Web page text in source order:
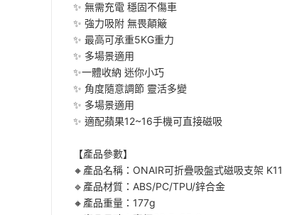
✨ 無需充電 穩固不傷車
✨ 強力吸附 無畏顛簸
✨ 最高可承重5KG重力
✨ 多場景適用
✨一體收納 迷你小巧
✨ 角度隨意調節 靈活多變
✨ 多場景適用
✨ 適配蘋果12~16手機可直接磁吸
【產品參數】
🔸產品名稱：ONAIR可折疊吸盤式磁吸支架 K11
🔹產品材質：ABS/PC/TPU/鋅合金
🔸產品重量：177g